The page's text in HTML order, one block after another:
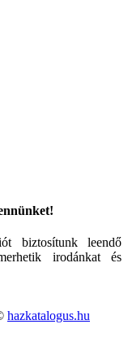
biztosítunk leendő
irodánkat és
hazkatalogus.hu